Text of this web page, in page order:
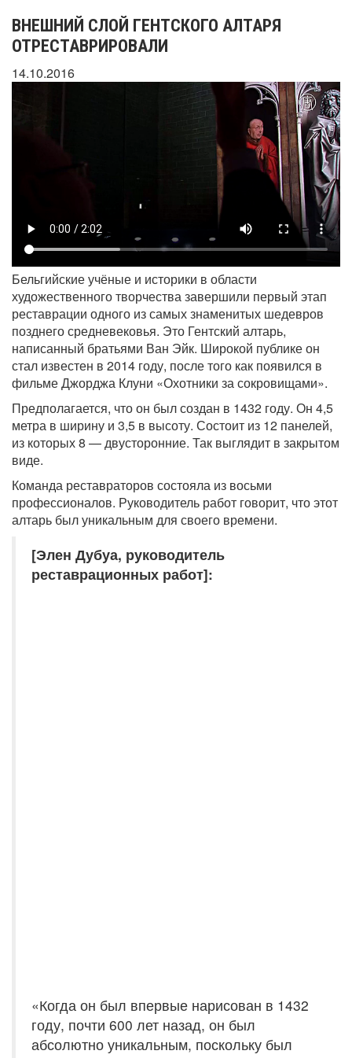
ВНЕШНИЙ СЛОЙ ГЕНТСКОГО АЛТАРЯ
ОТРЕСТАВРИРОВАЛИ
14.10.2016
Бельгийские учёные и историки в области
художественного творчества завершили первый этап
реставрации одного из самых знаменитых шедевров
позднего средневековья. Это Гентский алтарь,
написанный братьями Ван Эйк. Широкой публике он
стал известен в 2014 году, после того как появился в
фильме Джорджа Клуни «Охотники за сокровищами».
Предполагается, что он был создан в 1432 году. Он 4,5
метра в ширину и 3,5 в высоту. Состоит из 12 панелей,
из которых 8 — двусторонние. Так выглядит в закрытом
виде.
Команда реставраторов состояла из восьми
профессионалов. Руководитель работ говорит, что этот
алтарь был уникальным для своего времени.
[Элен Дубуа, руководитель
реставрационных работ]:
«Когда он был впервые нарисован в 1432
году, почти 600 лет назад, он был
абсолютно уникальным, поскольку был